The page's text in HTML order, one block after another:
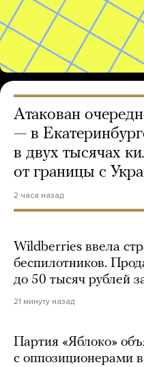
Атакован
— в
в двух тысячах
от границы с
2 часа назад
Wildberries ввела
беспилотников.
до 50 тысяч рублей
21 минуту назад
Партия «Яблоко»
с оппозиционерами